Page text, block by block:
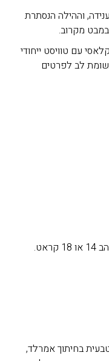
וההילה הנסתרת
מקרוב.
עם טוויסט ייחודי
לב לפרטים
בחיתוך אמרלד,